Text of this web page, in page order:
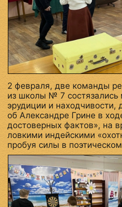
2 февраля, две команды
из школы № 7 состязались
эрудиции и находчивости,
об Александре Грине в
достоверных фактов», на
ловкими индейскими
пробуя силы в